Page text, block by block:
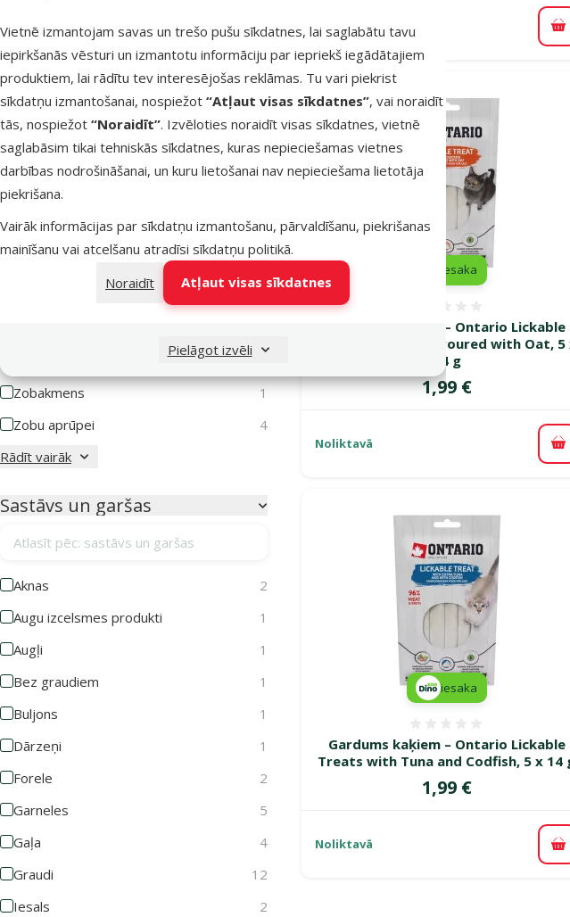
Vietnē izmantojam savas un trešo pušu sīkdatnes, lai saglabātu tavu
iepirkšanās vēsturi un izmantotu informāciju par iepriekš iegādātajiem
produktiem, lai rādītu tev interesējošas reklāmas. Tu vari piekrist
sīkdatņu izmantošanai, nospiežot “Atļaut visas sīkdatnes”, vai noraidīt
tās, nospiežot “Noraidīt”. Izvēloties noraidīt visas sīkdatnes, vietnē
saglabāsim tikai tehniskās sīkdatnes, kuras nepieciešamas vietnes
darbības nodrošināšanai, un kuru lietošanai nav nepieciešama lietotāja
piekrišana.
Vairāk informācijas par sīkdatņu izmantošanu, pārvaldīšanu, piekrišanas
mainīšanu vai atcelšanu atradīsi sīkdatņu politikā.
Noraidīt
Atļaut visas sīkdatnes
Pielāgot izvēli
Apmatojuma kamoli kuņģī
9
Bez veselības traucējumiem
76
Imunitātes stiprināšanai
5
Jutīga gremošana
Jutīga āda
2
Mutes higiēna
Nierakmeņu profilaksei
1
Sauss un trausls apmatojums
1
Zobakmens
1
Zobu aprūpei
4
Rādīt vairāk
Sastāvs un garšas
Atlasīt pēc: sastāvs un garšas
Aknas
2
Augu izcelsmes produkti
1
Augļi
1
Bez graudiem
1
Buljons
1
Dārzeņi
1
Forele
2
Garneles
5
Gaļa
4
Graudi
12
Iesals
2
Noliktavā
Gardums kaķiem – Ontario Lickable
Treats Chicken Flavoured with Oat, 5
14 g
Cena
1,99 €
iesaka
Noliktavā
Gardums kaķiem – Ontario Lickable
Treats with Tuna and Codfish, 5 x 14
Cena
1,99 €
iesaka
Noliktavā